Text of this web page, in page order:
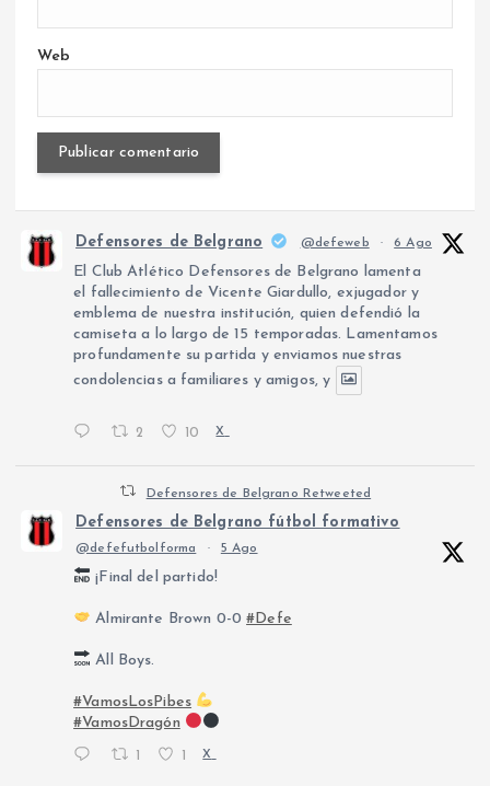
Web
Defensores de Belgrano @defeweb · 6 Ago
El Club Atlético Defensores de Belgrano lamenta
el fallecimiento de Vicente Giardullo, exjugador y
emblema de nuestra institución, quien defendió la
camiseta a lo largo de 15 temporadas. Lamentamos
profundamente su partida y enviamos nuestras
condolencias a familiares y amigos, y
2 10 X
Defensores de Belgrano Retweeted
Defensores de Belgrano fútbol formativo
@defefutbolforma · 5 Ago
¡Final del partido!
Almirante Brown 0-0#Defe
All Boys.
#VamosLosPibes
#VamosDragón
X